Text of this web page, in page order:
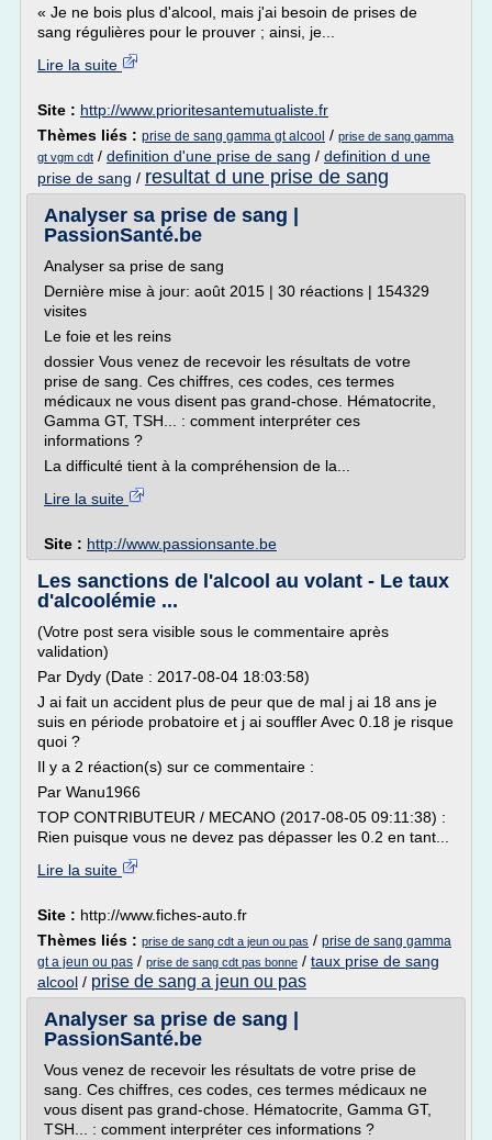
« Je ne bois plus d'alcool, mais j'ai besoin de prises de
sang régulières pour le prouver ; ainsi, je...
Lire la suite
Site : http://www.prioritesantemutualiste.fr
Thèmes liés : prise de sang gamma gt alcool / prise de sang gamma
gt vgm cdt / definition d'une prise de sang / definition d une
prise de sang / resultat d une prise de sang
Analyser sa prise de sang |
PassionSanté.be
Analyser sa prise de sang
Dernière mise à jour: août 2015 | 30 réactions | 154329
visites
Le foie et les reins
dossier Vous venez de recevoir les résultats de votre
prise de sang. Ces chiffres, ces codes, ces termes
médicaux ne vous disent pas grand-chose. Hématocrite,
Gamma GT, TSH... : comment interpréter ces
informations ?
La difficulté tient à la compréhension de la...
Lire la suite
Site : http://www.passionsante.be
Les sanctions de l'alcool au volant - Le taux
d'alcoolémie ...
(Votre post sera visible sous le commentaire après
validation)
Par Dydy (Date : 2017-08-04 18:03:58)
J ai fait un accident plus de peur que de mal j ai 18 ans je
suis en période probatoire et j ai souffler Avec 0.18 je risque
quoi ?
Il y a 2 réaction(s) sur ce commentaire :
Par Wanu1966
TOP CONTRIBUTEUR / MECANO (2017-08-05 09:11:38) :
Rien puisque vous ne devez pas dépasser les 0.2 en tant...
Lire la suite
Site : http://www.fiches-auto.fr
Thèmes liés : prise de sang cdt a jeun ou pas / prise de sang gamma
gt a jeun ou pas / prise de sang cdt pas bonne / taux prise de sang
alcool / prise de sang a jeun ou pas
Analyser sa prise de sang |
PassionSanté.be
Vous venez de recevoir les résultats de votre prise de
sang. Ces chiffres, ces codes, ces termes médicaux ne
vous disent pas grand-chose. Hématocrite, Gamma GT,
TSH... : comment interpréter ces informations ?